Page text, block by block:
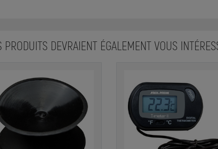
PRODUITS DEVRAIENT ÉGALEMENT VOUS